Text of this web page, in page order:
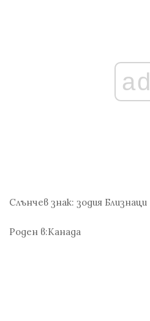
ad
Слънчев знак: зодия Близнаци
Роден в:Канада